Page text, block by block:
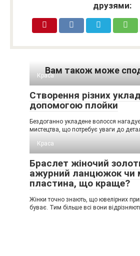
друзями:
Вам також може
Краса
Створення різних
допомогою плойки
Бездоганно укладене волосся
мистецтва, що потребує уваги до
Краса
Браслет жіночий
ажурний ланцюжок чи
пластина, що краще?
Жінки точно знають, що ювелірних
буває. Тим більше всі вони